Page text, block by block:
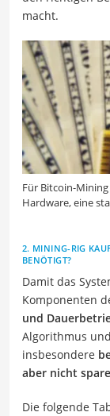
macht.
Für Bitcoin-
Hardware, eine
2. MINING-RIG
BENÖTIGT?
Damit das
Komponenten
und
Algorithmus
insbesondere
aber nicht
Die folgende